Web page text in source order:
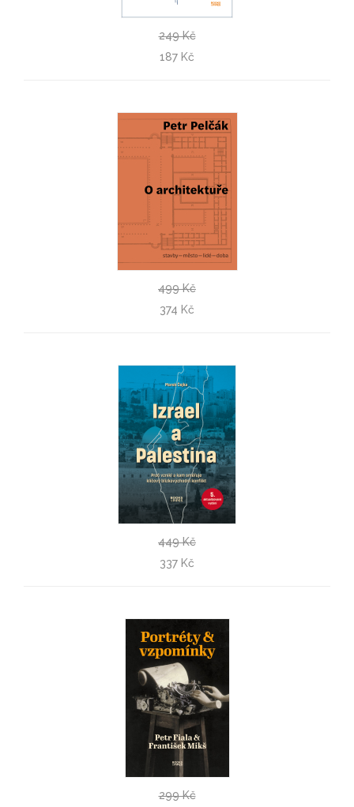
Stanislav Balík
Politika pro každého
249 Kč
187 Kč
O architektuře
499 Kč
374 Kč
Marek Čejka
Izrael a Palestina
449 Kč
337 Kč
299 Kč